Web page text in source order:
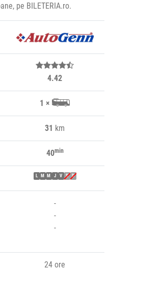
pe BILETERIA.ro.
4.42
1 ×
31 km
40min
M M J V S D
-
-
-
24 ore